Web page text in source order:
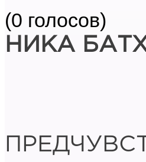
(0 голосов)
НИКА